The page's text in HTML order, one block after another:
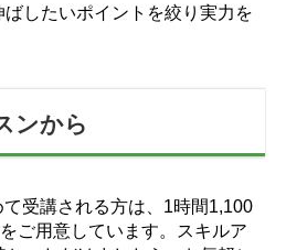
したいポイントを絞り実力を
ンから
受講される方は、1時間1,100
ご用意しています。スキルア